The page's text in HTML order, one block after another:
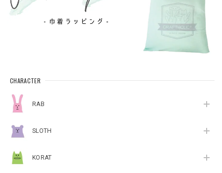
CHARACTER
RAB
SLOTH
KORAT